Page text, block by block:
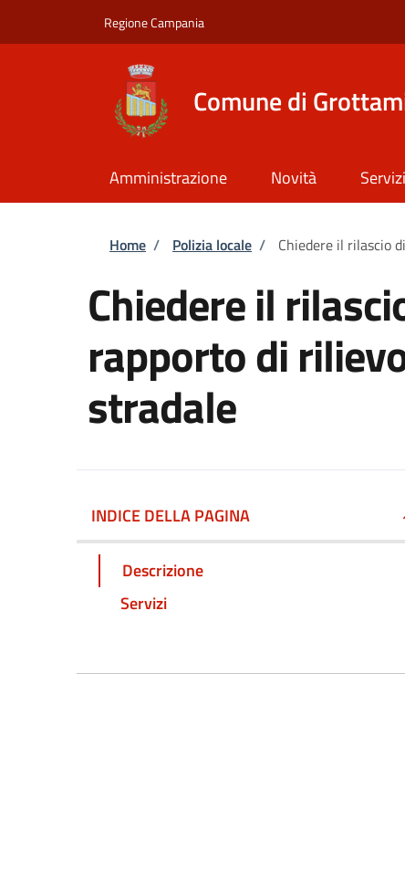
Regione Campania
Comune di
Amministrazione Novità Servizi
Briciole di pane
Home / Polizia locale / Chiedere il rilascio
Chiedere il
rapporto di
stradale
INDICE DELLA PAGINA
Descrizione
Servizi